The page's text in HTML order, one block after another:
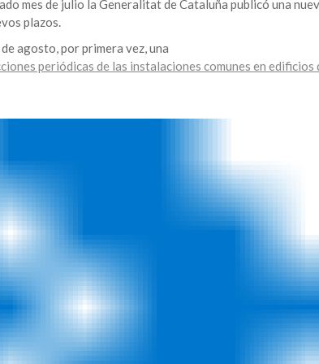
mes de julio la Generalitat de Cataluña publicó una
plazos.
agosto, por primera vez, una
periódicas de las instalaciones comunes en edificios